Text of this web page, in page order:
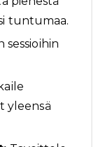
tuntumaa.
sessioihin
yleensä